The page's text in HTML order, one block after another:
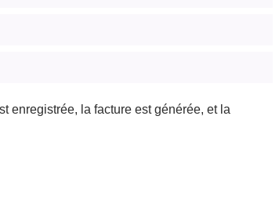
enregistrée, la facture est générée, et la